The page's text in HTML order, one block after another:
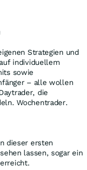
Strategien und
individuellem
sowie
– alle wollen
die
Wochentrader.
dieser ersten
lassen, sogar ein